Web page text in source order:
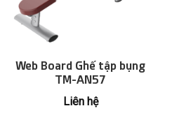
Web Board Ghế tập bụng
TM-AN57
Liên hệ